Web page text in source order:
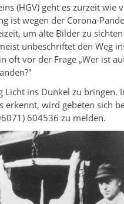
(HGV) geht es zurzeit wie
ist wegen der Corona-
um alte Bilder zu
unbeschriftet den Weg
oft vor der Frage „Wer ist
Licht ins Dunkel zu bringen.
erkennt, wird gebeten sich
604536 zu melden.